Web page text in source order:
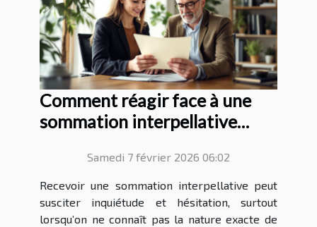
Comment réagir face à une
sommation interpellative
Samedi 7 février 2026 06:02
Recevoir une sommation interpellative peut
susciter inquiétude et hésitation, surtout
lorsqu’on ne connaît pas la nature exacte de